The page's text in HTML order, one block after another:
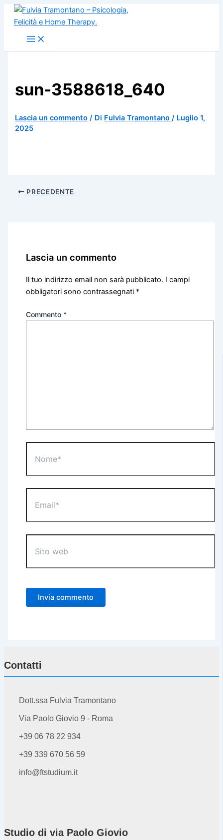
sun-3588618_640
Lascia un commento / Di Fulvia Tramontano/ Luglio 1,
2025
PRECEDENTE
Lascia un commento
Il tuo indirizzo email non sarà pubblicato. I campi
obbligatori sono contrassegnati *
Commento *
web
Contatti
Dott.ssa Fulvia Tramontano
Via Paolo Giovio 9 - Roma
+39 06 78 22 934
+39 339 670 56 59
info@ftstudium.it
Studio di via Paolo Giovio